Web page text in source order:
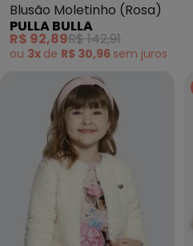
Blusão Moletinho (Rosa)
PULLA BULLA
R$ 92,89R$ 142,91
ou 3x de R$ 30,96 sem juros